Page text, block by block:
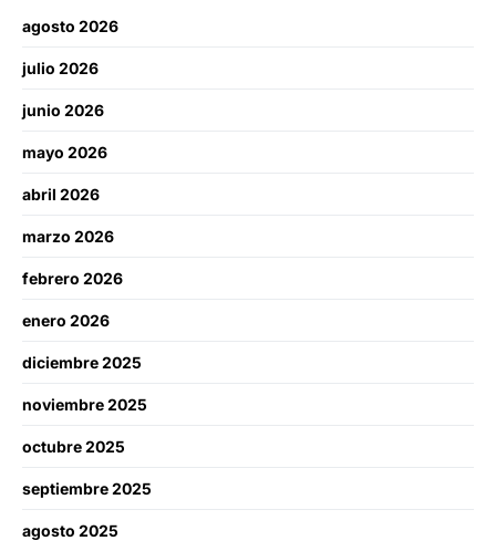
agosto 2026
julio 2026
junio 2026
mayo 2026
abril 2026
marzo 2026
febrero 2026
enero 2026
diciembre 2025
noviembre 2025
octubre 2025
septiembre 2025
agosto 2025